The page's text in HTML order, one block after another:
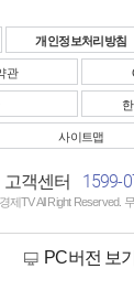
개인정보처리방침
관
사이트맵
고객센터 1599-
제TV All Right Reserved.
PC버전 보기